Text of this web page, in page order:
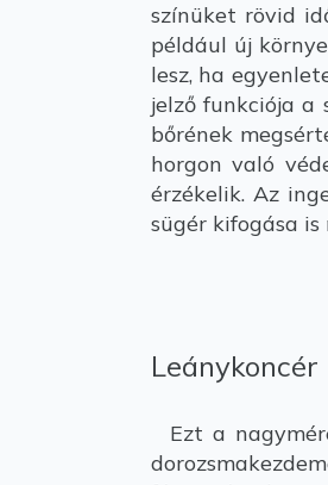
színüket rövid
például új
lesz, ha
jelző funkciója a
bőrének
horgon való
érzékelik. Az
sügér kifogása
Leánykoncér
Ezt a